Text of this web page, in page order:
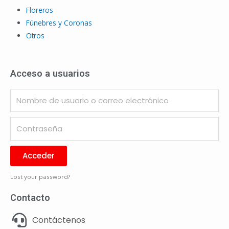
Floreros
Fúnebres y Coronas
Otros
Acceso a usuarios
Acceder
Lost your password?
Contacto
Contáctenos